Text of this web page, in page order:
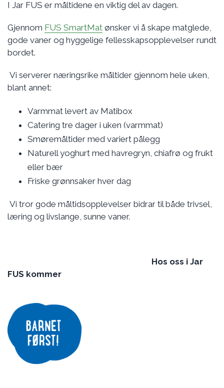
I Jar FUS er måltidene en viktig del av dagen.
Gjennom FUS SmartMat ønsker vi å skape matglede,
gode vaner og hyggelige fellesskapsopplevelser rundt
bordet.
Vi serverer næringsrike måltider gjennom hele uken,
blant annet:
Varmmat levert av Matibox
Catering tre dager i uken (varmmat)
Smøremåltider med variert pålegg
Naturell yoghurt med havregryn, chiafrø og frukt
eller bær
Friske grønnsaker hver dag
Vi tror gode måltidsopplevelser bidrar til både trivsel,
læring og livslange, sunne vaner.
Hos oss i Jar
FUS kommer